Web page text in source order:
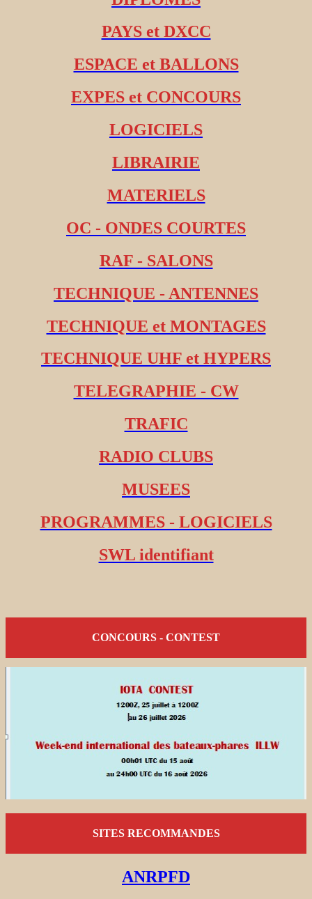
PAYS et DXCC
ESPACE et BALLONS
EXPES et CONCOURS
LOGICIELS
LIBRAIRIE
MATERIELS
OC - ONDES COURTES
RAF - SALONS
TECHNIQUE - ANTENNES
TECHNIQUE et MONTAGES
TECHNIQUE UHF et HYPERS
TELEGRAPHIE - CW
TRAFIC
RADIO CLUBS
MUSEES
PROGRAMMES - LOGICIELS
SWL identifiant
CONCOURS - CONTEST
SITES RECOMMANDES
ANRPFD